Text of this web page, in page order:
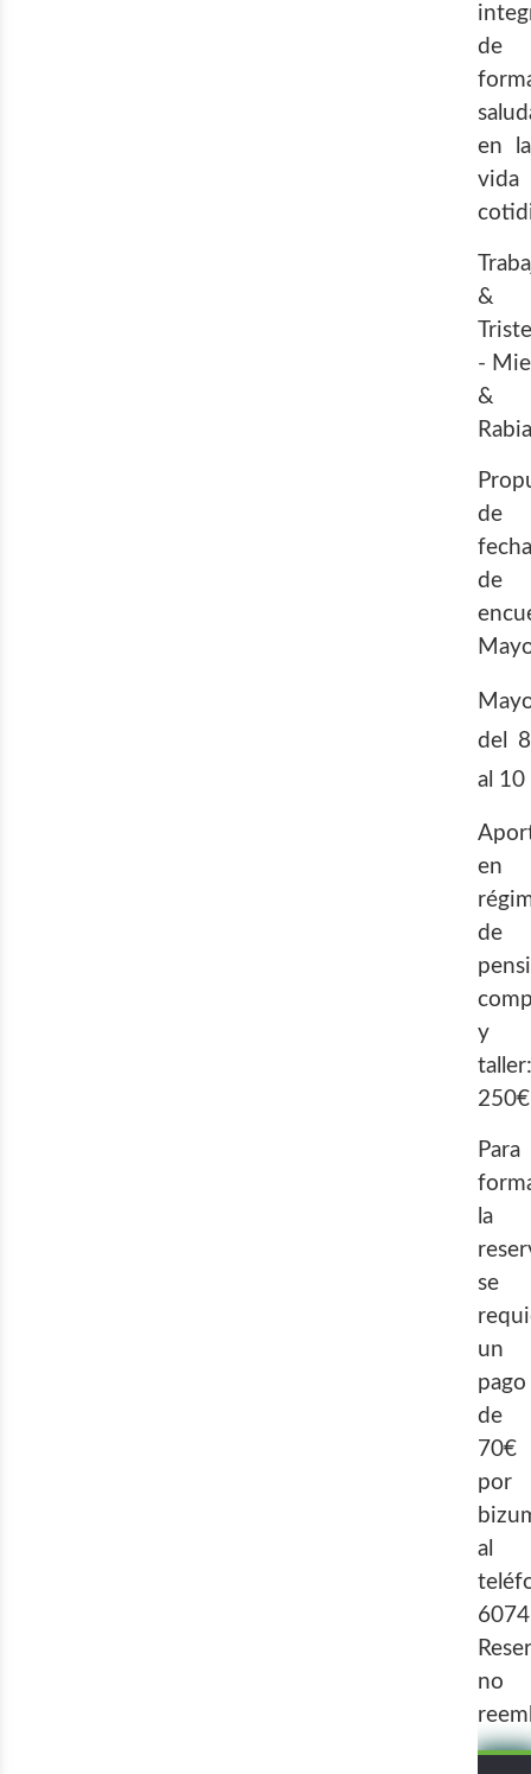
de
en la
vida
&
-
&
de
de
del 8
al 10
en
de
y
250€
Para
la
se
un
pago
de
70€
por
al
no